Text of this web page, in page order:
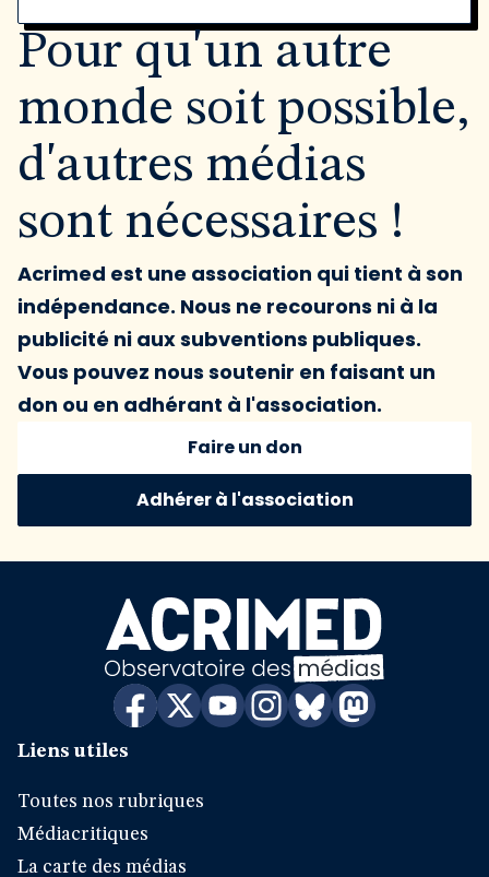
Pour qu'un autre
monde soit possible,
d'autres médias
sont nécessaires !
Acrimed est une association qui tient à son
indépendance. Nous ne recourons ni à la
publicité ni aux subventions publiques.
Vous pouvez nous soutenir en faisant un
don ou en adhérant à l'association.
Faire un don
Adhérer à l'association
Liens utiles
Toutes nos rubriques
Médiacritiques
La carte des médias